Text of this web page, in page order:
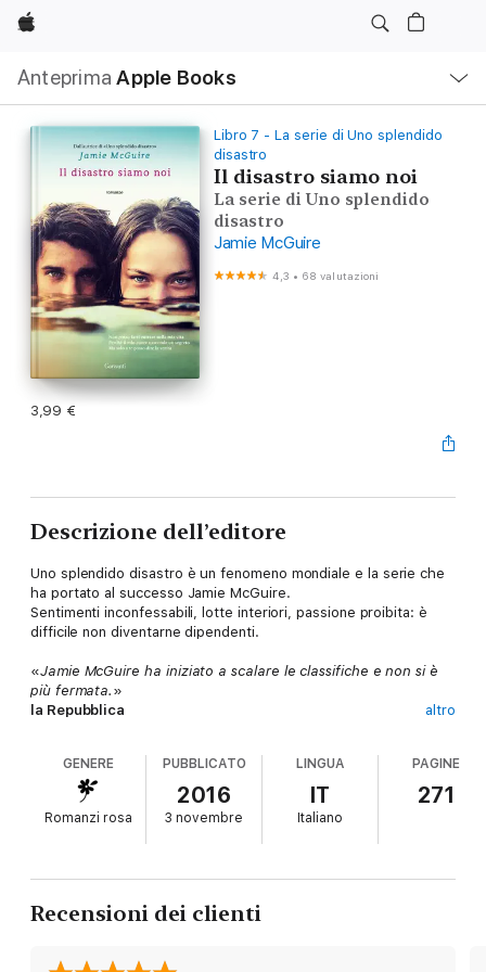
Apple
Anteprima Apple Books
locale
Apri
Menu
Libro 7 - La serie di Uno splendido
disastro
Il disastro siamo noi
La serie di Uno splendido
disastro
Jamie McGuire
4,3 • 68 valutazioni
3,99 €
Descrizione dell’editore
Uno splendido disastro è un fenomeno mondiale e la serie che
ha portato al successo Jamie McGuire.
Sentimenti inconfessabili, lotte interiori, passione proibita: è
difficile non diventarne dipendenti.
«Jamie McGuire ha iniziato a scalare le classifiche e non si è
più fermata. »
la Repubblica
Uno splendido disastro
1 - Uno splendido disastro
2 - Il mio disastro sei tu
3 - Un disastro è per sempre
4 - Uno splendido sbaglio
7 - Il disastro siamo noi
8 - Il disastro perfetto
altro
GENERE
Romanzi rosa
PUBBLICATO
2016
3 novembre
LINGUA
IT
Italiano
PAGINE
271
Recensioni dei clienti